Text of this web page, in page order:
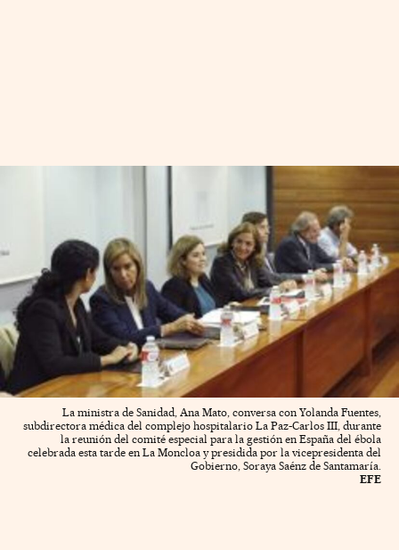
La ministra de Sanidad, Ana Mato, conversa con Yolanda Fuentes,
subdirectora médica del complejo hospitalario La Paz-Carlos III, durante
la reunión del comité especial para la gestión en España del ébola
celebrada esta tarde en La Moncloa y presidida por la vicepresidenta del
Gobierno, Soraya Saénz de Santamaría.
EFE